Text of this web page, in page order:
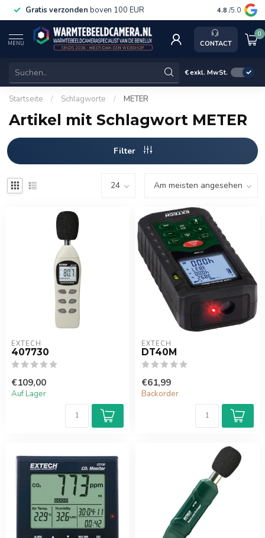
Gratis verzonden boven 100 EUR Service,
4.8 /5.0
MENU CONTACT
0
€exkl. MwSt.
Startseite / Schlagworte / METER
Artikel mit Schlagwort METER
Filter
EXTECH
407730
€109,00
Auf Lager
EXTECH
DT40M
€61,99
Backorder